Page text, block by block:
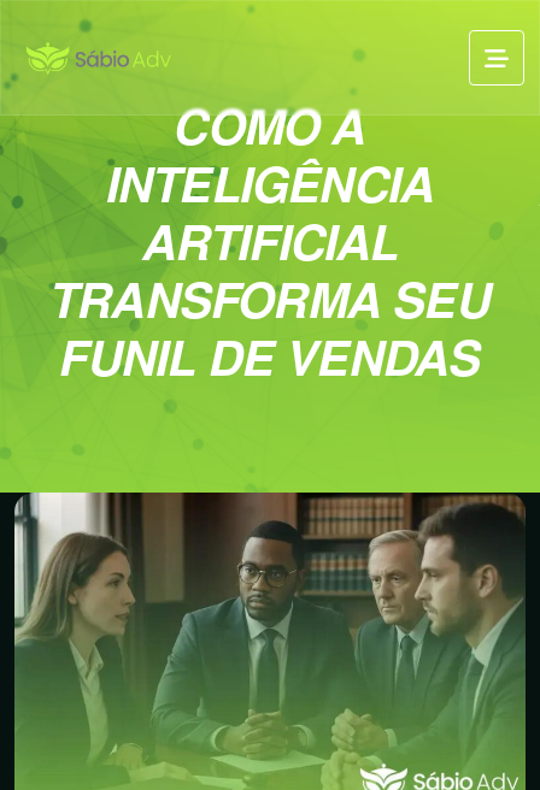
COMO A
INTELIGÊNCIA
ARTIFICIAL
TRANSFORMA SEU
FUNIL DE VENDAS